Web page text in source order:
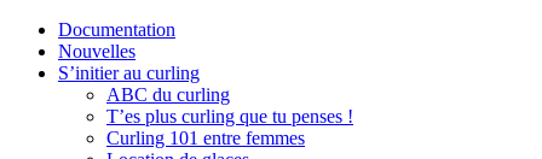
Documentation
Nouvelles
S’initier au curling
ABC du curling
T’es plus curling que tu penses !
Curling 101 entre femmes